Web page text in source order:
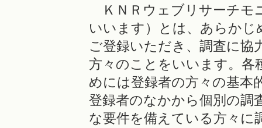
ＫＮＲウェブリサーチモ
いいます）とは、あらか
ご登録いただき、調査に協
方々のことをいいます。各
めには登録者の方々の基本
登録者のなかから個別の調
な要件を備えている方々に